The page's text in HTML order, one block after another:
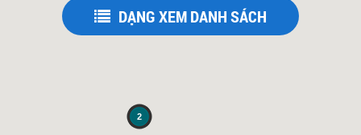
DẠNG XEM DANH SÁCH
2